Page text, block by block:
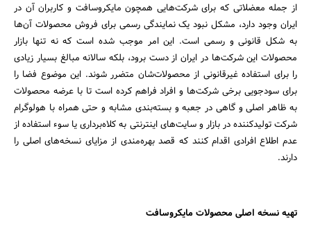
از جمله معضلاتی که برای شرکت‌هایی همچون مایکروسافت و کاربران آن در
ایران وجود دارد، مشکل نبود یک نمایندگی رسمی برای فروش محصولات آن‌ها
به شکل قانونی و رسمی است. این امر موجب شده است که نه تنها بازار
محصولات این شرکت‌ها در ایران از دست برود، بلکه سالانه مبالغ بسیار زیادی
را برای استفاده غیرقانونی از محصولات‌شان متضرر شوند. این موضوع فضا را
برای سودجویی برخی شرکت‌ها و افراد فراهم کرده است تا با عرضه محصولات
به ظاهر اصلی و گاهی در جعبه و بسته‌بندی مشابه و حتی همراه با هولوگرام
شرکت تولید‌کننده در بازار و سایت‌های اینترنتی به کلاه‌برداری یا سوء استفاده از
عدم اطلاع افرادی اقدام کنند که قصد بهره‌مندی از مزایای نسخه‌های اصلی را
دارند.
تهیه نسخه اصلی محصولات مایکروسافت